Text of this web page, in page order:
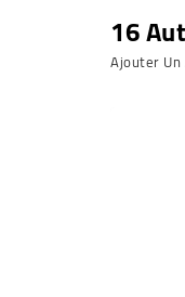
16
Ajouter